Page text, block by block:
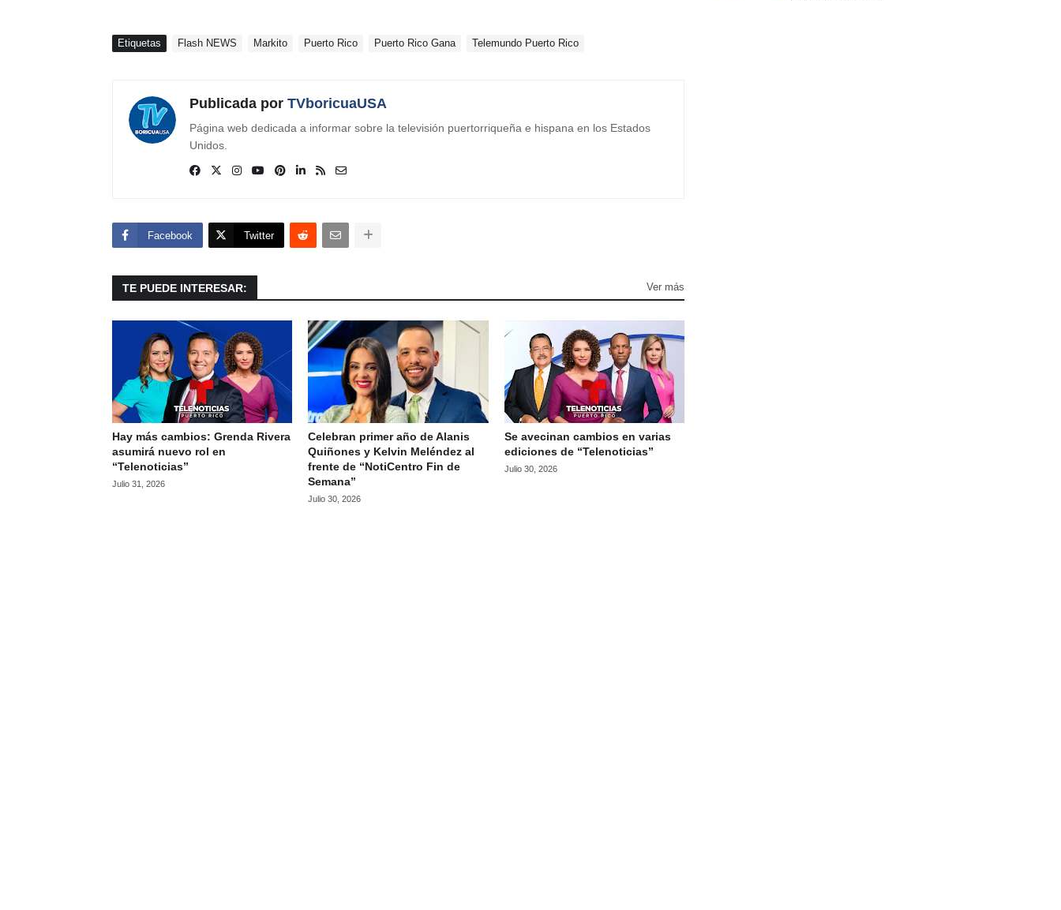
Etiquetas Flash NEWS Markito Puerto Rico Puerto Rico Gana Telemundo Puerto Rico
Publicada por TVboricuaUSA
Página web dedicada a informar sobre la televisión puertorriqueña e hispana en los Estados
Unidos.
Facebook Twitter
TE PUEDE INTERESAR: Ver más
Hay más cambios: Grenda Rivera
asumirá nuevo rol en
“Telenoticias”
Julio 31, 2026
Celebran primer año de Alanis
Quiñones y Kelvin Meléndez al
frente de “NotiCentro Fin de
Semana”
Julio 30, 2026
Se avecinan cambios en varias
ediciones de “Telenoticias”
Julio 30, 2026